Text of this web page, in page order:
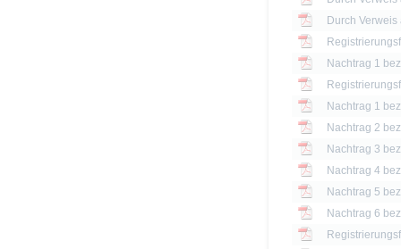
Nachtrag 1
Nachtrag 1
Nachtrag 2
Nachtrag 3
Nachtrag 4
Nachtrag 5
Nachtrag 6